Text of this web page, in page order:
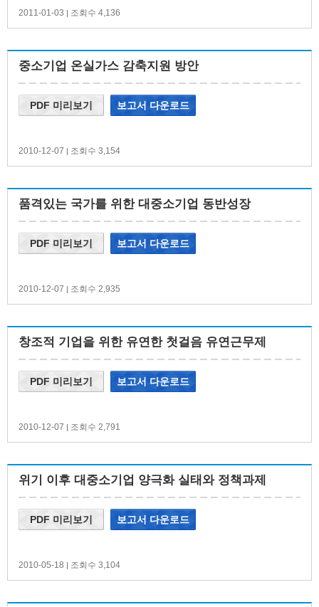
2011-01-03 | 조회수 4,136
중소기업 온실가스 감축지원 방안
2010-12-07 | 조회수 3,154
PDF 미리보기 보고서 다운로드
품격있는 국가를 위한 대중소기업 동반성장
2010-12-07 | 조회수 2,935
PDF 미리보기 보고서 다운로드
창조적 기업을 위한 유연한 첫걸음 유연근무제
2010-12-07 | 조회수 2,791
PDF 미리보기 보고서 다운로드
위기 이후 대중소기업 양극화 실태와 정책과제
2010-05-18 | 조회수 3,104
PDF 미리보기 보고서 다운로드